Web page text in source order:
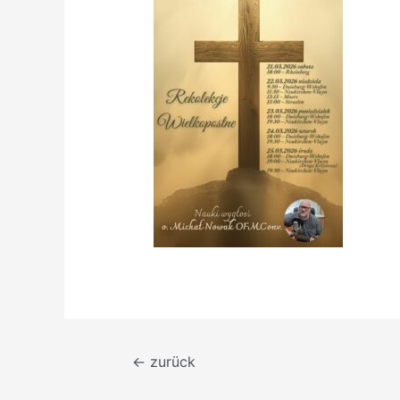
Beitragsnavigation
← zurück